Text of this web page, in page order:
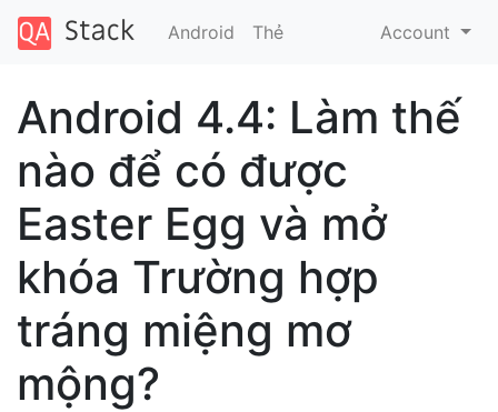
Android Thẻ Account
Android 4.4: Làm thế
nào để có được
Easter Egg và mở
khóa Trường hợp
tráng miệng mơ
mộng?